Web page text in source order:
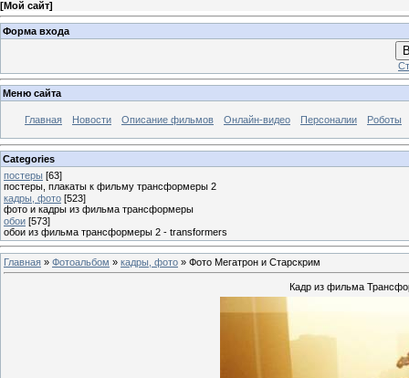
[Мой сайт]
Форма входа
Меню сайта
Главная Новости Описание фильмов Онлайн-видео Персоналии Роботы
Categories
постеры [63]
постеры, плакаты к фильму трансформеры 2
кадры, фото [523]
фото и кадры из фильма трансформеры
обои [573]
обои из фильма трансформеры 2 - transformers
Главная » Фотоальбом » кадры, фото » Фото Мегатрон и Старскрим
Кадр из фильма